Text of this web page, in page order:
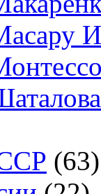
(63)